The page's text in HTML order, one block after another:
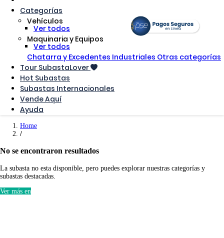
Categorías
Vehículos
Ver todos
Maquinaria y Equipos
Ver todos
Chatarra y Excedentes Industriales Otras categorías
Tour SubastaLover
Hot Subastas
Subastas Internacionales
Vende Aquí
Ayuda
Home
No se encontraron resultados
La subasta no esta disponible, pero puedes explorar nuestras categorías y
subastas destacadas.
Ver más en